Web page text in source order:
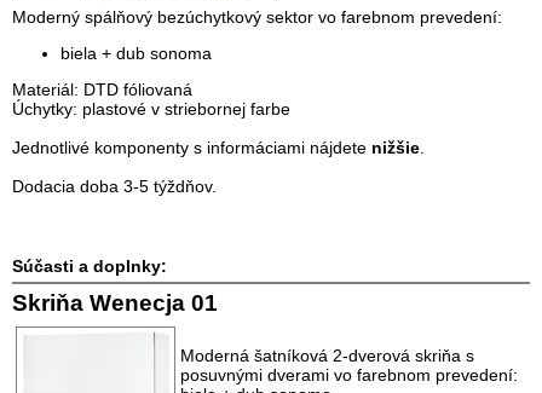
Moderný spálňový bezúchytkový sektor vo farebnom prevedení:
biela + dub sonoma
Materiál: DTD fóliovaná
Úchytky: plastové v striebornej farbe
Jednotlivé komponenty s informáciami nájdete nižšie
Dodacia doba 3-5 týždňov.
Súčasti a doplnky:
Skriňa Wenecja 01
Moderná šatníková 2-dverová skriňa s
posuvnými dverami vo farebnom prevedení: